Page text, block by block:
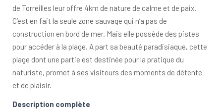
de Torreilles leur offre 4km de nature de calme et de paix.
C’est en fait la seule zone sauvage qui n’a pas de
construction en bord de mer. Mais elle possède des pistes
pour accéder à la plage. A part sa beauté paradisiaque, cette
plage dont une partie est destinée pour la pratique du
naturiste, promet à ses visiteurs des moments de détente
et de plaisir.
Description complète